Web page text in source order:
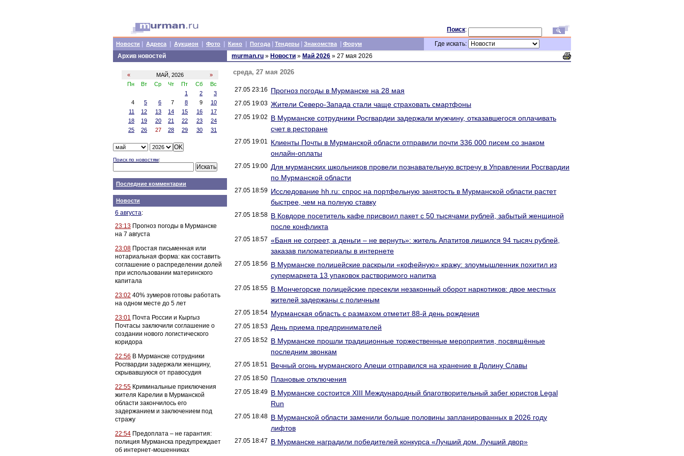
Поиск:
Новости Адреса Аукцион Фото Кино Погода Тендеры Знакомства Форум
Где искать:
Архив новостей
« МАЙ, 2026
»
Пн
Вт Ср Чт Пт Сб
Вс
1
2
3
4
5 6 7 8 9
10
11
12 13 14 15 16
17
18
19 20 21 22 23
24
25
26 27 28 29 30 31
Поиск по новостям:
Последние комментарии
Новости
6 августа:
23:13 Прогноз погоды в Мурманске
на 7 августа
23:08 Простая письменная или
нотариальная форма: как составить
соглашение о распределении долей
при использовании материнского
капитала
23:02 40% зумеров готовы работать
на одном месте до 5 лет
23:01 Почта России и Кыргыз
Почтасы заключили соглашение о
создании нового логистического
коридора
22:56 В Мурманске сотрудники
Росгвардии задержали женщину,
скрывавшуюся от правосудия
22:55 Криминальные приключения
жителя Карелии в Мурманской
области закончилось его
задержанием и заключением под
стражу
22:54 Предоплата – не гарантия:
полиция Мурманска предупреждает
об интернет-мошенниках
murman.ru » Новости » Май 2026 » 27 мая 2026
среда, 27 мая 2026
27.05 23:16 Прогноз погоды в Мурманске на 28 мая
27.05 19:03 Жители Северо-Запада стали чаще страховать смартфоны
27.05 19:02 В Мурманске сотрудники Росгвардии задержали мужчину, отказавшегося оплачивать
счет в ресторане
27.05 19:01 Клиенты Почты в Мурманской области отправили почти 336 000 писем со знаком
онлайн-оплаты
27.05 19:00 Для мурманских школьников провели познавательную встречу в Управлении Росгвардии
по Мурманской области
27.05 18:59 Исследование hh.ru: спрос на портфельную занятость в Мурманской области растет
быстрее, чем на полную ставку
27.05 18:58 В Ковдоре посетитель кафе присвоил пакет с 50 тысячами рублей, забытый женщиной
после конфликта
27.05 18:57 «Баня не согреет, а деньги – не вернуть»: житель Апатитов лишился 94 тысяч рублей,
заказав пиломатериалы в интернете
27.05 18:56 В Мурманске полицейские раскрыли «кофейную» кражу: злоумышленник похитил из
супермаркета 13 упаковок растворимого напитка
27.05 18:55 В Мончегорске полицейские пресекли незаконный оборот наркотиков: двое местных
жителей задержаны с поличным
27.05 18:54 Мурманская область с размахом отметит 88‑й день рождения
27.05 18:53 День приема предпринимателей
27.05 18:52 В Мурманске прошли традиционные торжественные мероприятия, посвящённые
последним звонкам
27.05 18:51 Вечный огонь мурманского Алеши отправился на хранение в Долину Славы
27.05 18:50 Плановые отключения
27.05 18:49 В Мурманске состоится XIII Международный благотворительный забег юристов Legal
Run
27.05 18:48 В Мурманской области заменили больше половины запланированных в 2026 году
лифтов
27.05 18:47 В Мурманске наградили победителей конкурса «Лучший дом. Лучший двор»